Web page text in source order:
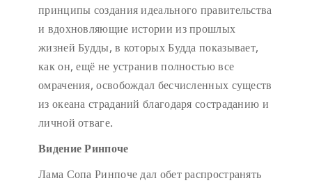
принципы создания идеального правительства
и вдохновляющие истории из прошлых
жизней Будды, в которых Будда показывает,
как он, ещё не устранив полностью все
омрачения, освобождал бесчисленных существ
из океана страданий благодаря состраданию и
личной отваге.
Видение Ринпоче
Лама Сопа Ринпоче дал обет распространять